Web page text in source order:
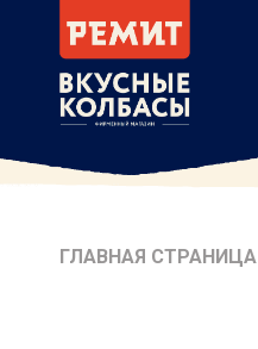
ГЛАВНАЯ СТРАНИЦА